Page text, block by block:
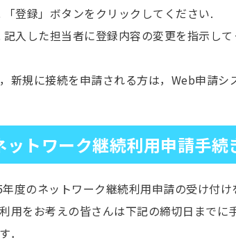
登録」ボタンをクリックしてください.
入した担当者に登録内容の変更を指示して
新規に接続を申請される方は，Web申請
ットワーク継続利用申請手続
度のネットワーク継続利用申請の受け付
用をお考えの皆さんは下記の締切日まで
．